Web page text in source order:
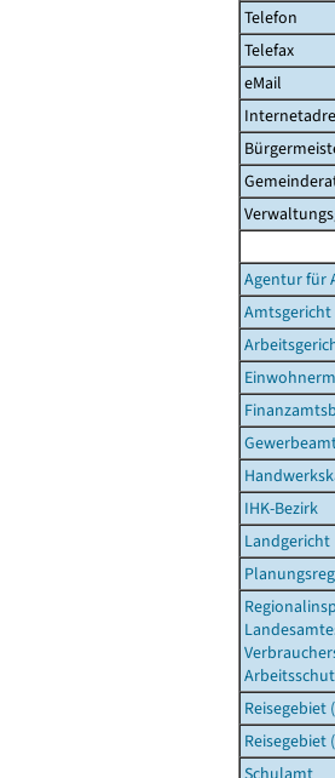
Telefon
Telefax
eMail
Agentur für
Amtsgericht
IHK-Bezirk
Landgericht
Reisegebiet
Reisegebiet